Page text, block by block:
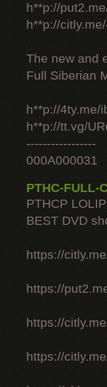
h**p://
h**p://
The new and
Full Siberian
h**p://4ty.me/
h**p://tt.vg/
-----------------
000A000031
PTHC-FULL-
PTHCP
BEST DVD
https://
https://
https://
https://